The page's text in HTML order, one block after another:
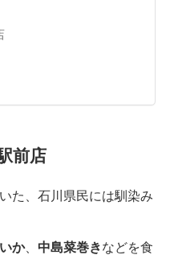
前店
た、石川県民には馴染み
か、 中島菜巻きなどを食